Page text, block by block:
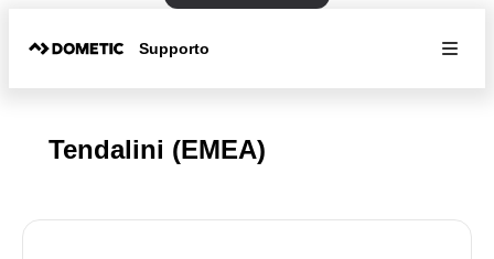
Supporto
Tendalini (EMEA)